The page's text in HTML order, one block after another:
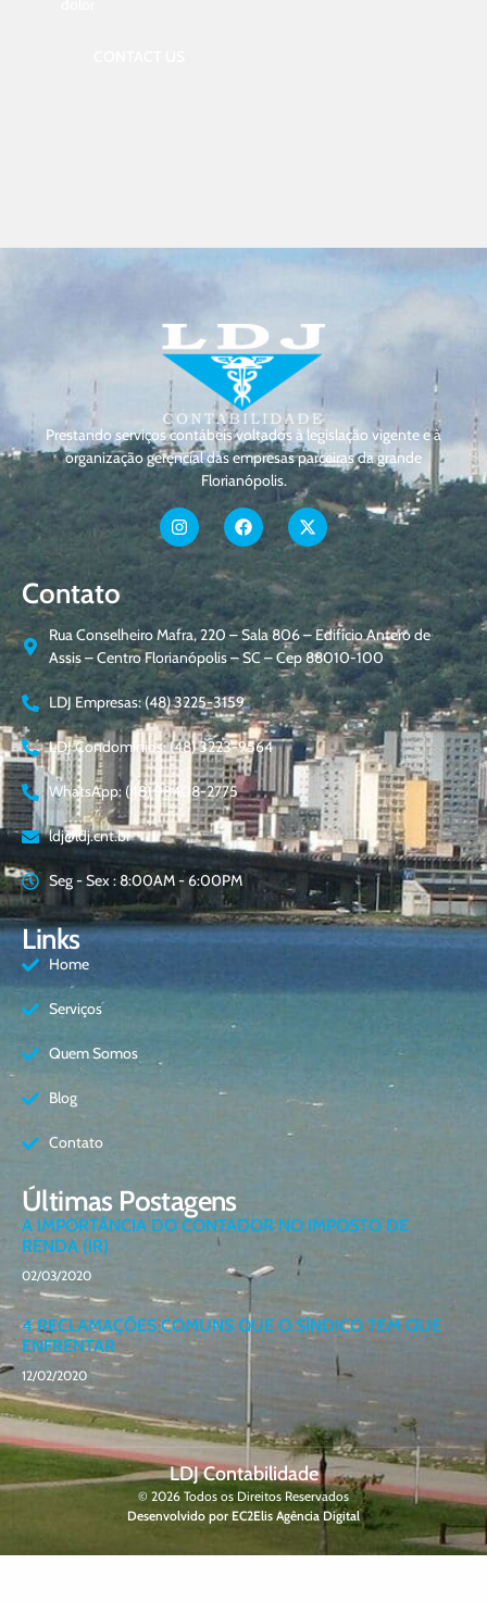
Prestando serviços contábeis voltados à legislação vigente e à
organização gerencial das empresas parceiras da grande
Florianópolis.
Contato
Rua Conselheiro Mafra, 220 – Sala 806 – Edifício Antero de
Assis – Centro Florianópolis – SC – Cep 88010-100
LDJ Empresas: (48) 3225-3159
LDJ Condomínios: (48) 3223-9564
WhatsApp: (48) 98408-2775
ldj@ldj.cnt.br
Seg - Sex : 8:00AM - 6:00PM
Links
Home
Serviços
Quem Somos
Blog
Contato
Últimas Postagens
A IMPORTÂNCIA DO CONTADOR NO IMPOSTO DE
RENDA (IR)
02/03/2020
4 RECLAMAÇÕES COMUNS QUE O SÍNDICO TEM QUE
ENFRENTAR
12/02/2020
LDJ Contabilidade
© 2026 Todos os Direitos Reservados
Desenvolvido por EC2Elis Agência Digital